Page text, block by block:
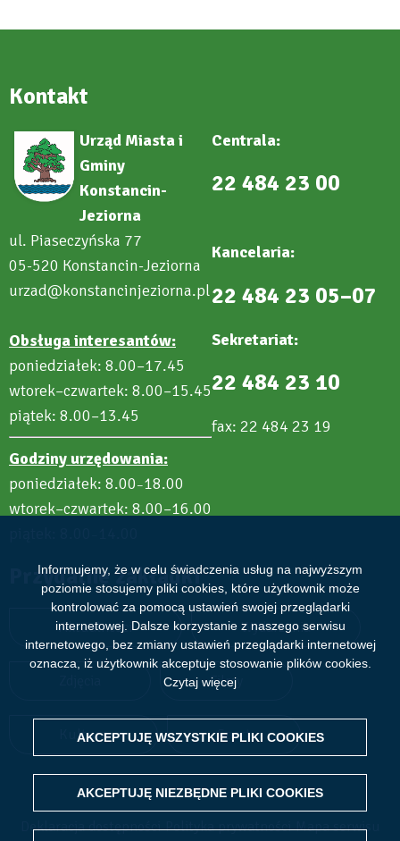
Informujemy, że w celu świadczenia usług na najwyższym
poziomie stosujemy pliki cookies, które użytkownik może
kontrolować za pomocą ustawień swojej przeglądarki
internetowej. Dalsze korzystanie z naszego serwisu
internetowego, bez zmiany ustawień przeglądarki internetowej
oznacza, iż użytkownik akceptuje stosowanie plików cookies.
Czytaj więcej
AKCEPTUJĘ WSZYSTKIE PLIKI COOKIES
AKCEPTUJĘ NIEZBĘDNE PLIKI COOKIES
WITHDRAW CONSENT
Kontakt
Urząd Miasta i
Gminy
Konstancin-
Jeziorna
ul. Piaseczyńska 77
05-520 Konstancin-Jeziorna
urzad@konstancinjeziorna.pl
Obsługa interesantów:
poniedziałek: 8.00–17.45
wtorek–czwartek: 8.00–15.45
piątek: 8.00–13.45
Godziny urzędowania:
poniedziałek: 8.00–18.00
wtorek–czwartek: 8.00–16.00
Centrala:
22 484 23 00
Kancelaria:
22 484 23 05–07
Sekretariat:
22 484 23 10
fax: 22 484 23 19
Przydatne zakładki
Aktualności Wydarzenia
Filmy
Kultura Sport
Deklaracja dostępności Polityka prywatności Mapa serwisu